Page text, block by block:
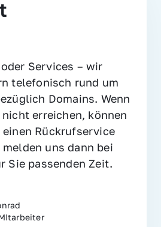
Services – wir
telefonisch rund um
Domains. Wenn
erreichen, können
Rückrufservice
uns dann bei
Sie passenden Zeit.